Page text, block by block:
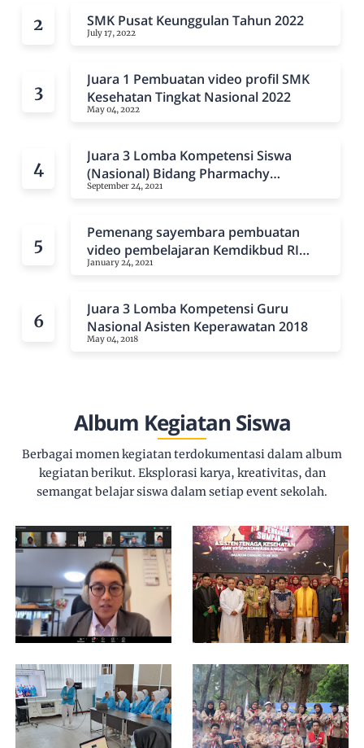
SMK Pusat Keunggulan Tahun 2022
July 17, 2022
Juara 1 Pembuatan video profil SMK
Kesehatan Tingkat Nasional 2022
May 04, 2022
Juara 3 Lomba Kompetensi Siswa
(Nasional) Bidang Pharmachy
Technology Tahun 2021
September 24, 2021
Pemenang sayembara pembuatan
video pembelajaran Kemdikbud RI
Tahun 2020 dan 2021
January 24, 2021
Juara 3 Lomba Kompetensi Guru
Nasional Asisten Keperawatan 2018
May 04, 2018
Album Kegiatan Siswa
Berbagai momen kegiatan terdokumentasi dalam album
kegiatan berikut. Eksplorasi karya, kreativitas, dan
semangat belajar siswa dalam setiap event sekolah.